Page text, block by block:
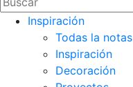
Inspiración
Todas la notas
Inspiración
Decoración